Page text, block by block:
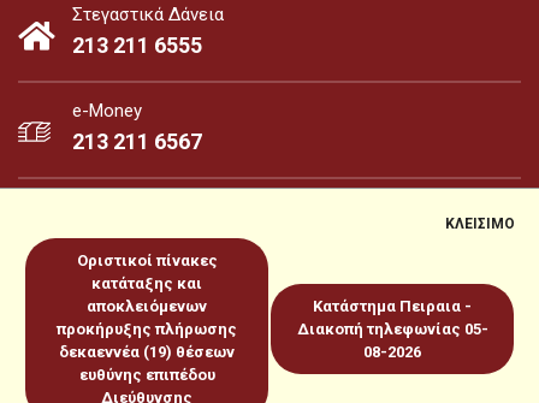
Στεγαστικά Δάνεια
213 211 6555
e-Money
213 211 6567
e-Money
Sitemap Πολιτική για Cookies
Προστασία Προσωπικών
ΔεδομένωνΌροι χρήσεως
Copyright 2026 © www.tpd.gr
ΚΛΕΙΣΙΜΟ
Οριστικοί πίνακες
κατάταξης και
αποκλειόμενων
προκήρυξης πλήρωσης
δεκαεννέα (19) θέσεων
ευθύνης επιπέδου
Διεύθυνσης
Κατάστημα Πειραια -
Διακοπή τηλεφωνίας 05-
08-2026